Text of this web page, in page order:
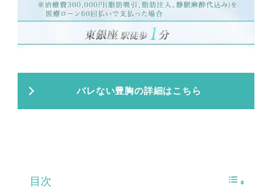
バレない豊胸の詳細はこちら
目次